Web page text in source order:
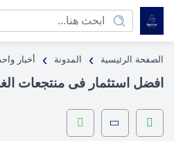
الصفحة الرئيسية › المدونة › أخبار
افضل استثمار فى منتجعات